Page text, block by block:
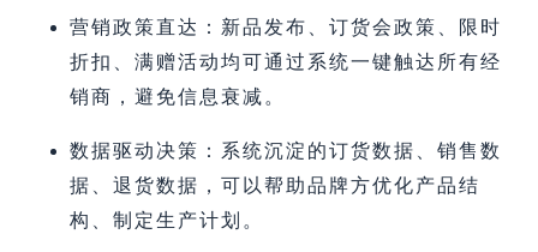
营销政策直达：新品发布、订货会政策、限时
折扣、满赠活动均可通过系统一键触达所有经
销商，避免信息衰减。
数据驱动决策：系统沉淀的订货数据、销售数
据、退货数据，可以帮助品牌方优化产品结
构、制定生产计划。